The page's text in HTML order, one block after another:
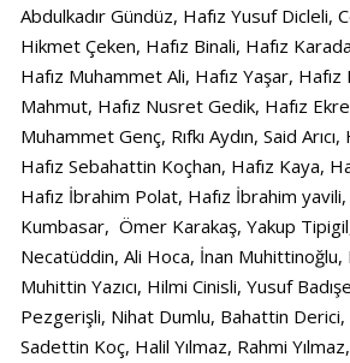
Abdulkadır Gündüz, Hafız Yusuf Dicleli,
Hikmet Çeken, Hafız Binali, Hafız
Hafız Muhammet Ali, Hafız Yaşar,
Mahmut, Hafız Nusret Gedik, Hafız
Muhammet Genç, Rıfkı Aydın, Said
Hafız Sebahattin Koçhan, Hafız Kaya,
Hafız İbrahim Polat, Hafız İbrahim
Kumbasar, Ömer Karakaş, Yakup
Necatüddin, Ali Hoca, İnan Muhittinoğlu,
Muhittin Yazıcı, Hilmi Cinisli, Yusuf
Pezgerişli, Nihat Dumlu, Bahattin
Sadettin Koç, Halil Yılmaz, Rahmi Yılmaz,